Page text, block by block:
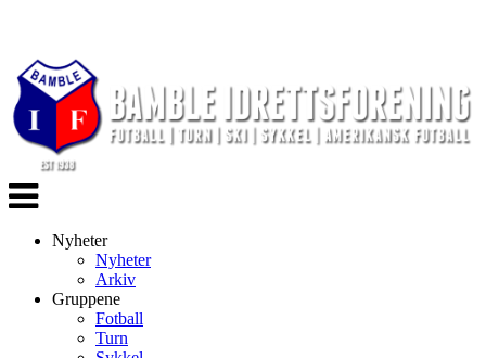
Veksle
navigasjon
Nyheter
Nyheter
Arkiv
Gruppene
Fotball
Turn